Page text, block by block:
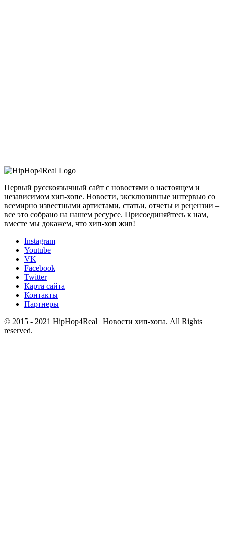
Первый русскоязычный сайт с новостями о настоящем и
независимом хип-хопе. Новости, эксклюзивные интервью со
всемирно известными артистами, статьи, отчеты и рецензии –
все это собрано на нашем ресурсе. Присоединяйтесь к нам,
вместе мы докажем, что хип-хоп жив!
Instagram
Youtube
VK
Facebook
Twitter
Карта сайта
Контакты
Партнеры
© 2015 - 2021 HipHop4Real | Новости хип-хопа. All Rights
reserved.